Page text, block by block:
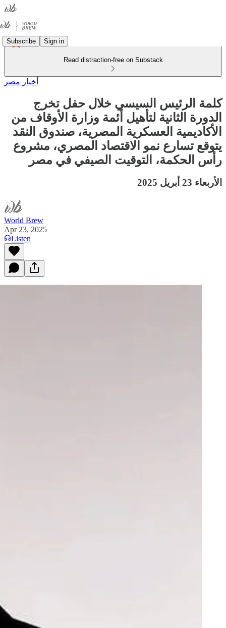
Subscribe Sign in
Read distraction-free on Substack
أخبار مصر
كلمة الرئيس السيسي خلال حفل تخرج
الدورة الثانية لتأهيل أئمة وزارة الأوقاف من
الأكاديمية العسكرية المصرية، صندوق النقد
يتوقع تسارع نمو الاقتصاد المصري، مشروع
رأس الحكمة، التوقيت الصيفي في مصر
الأربعاء 23 أبريل 2025
World Brew
Apr 23, 2025
Listen